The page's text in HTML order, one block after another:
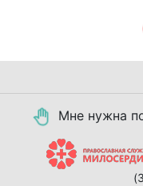
Мне нужна